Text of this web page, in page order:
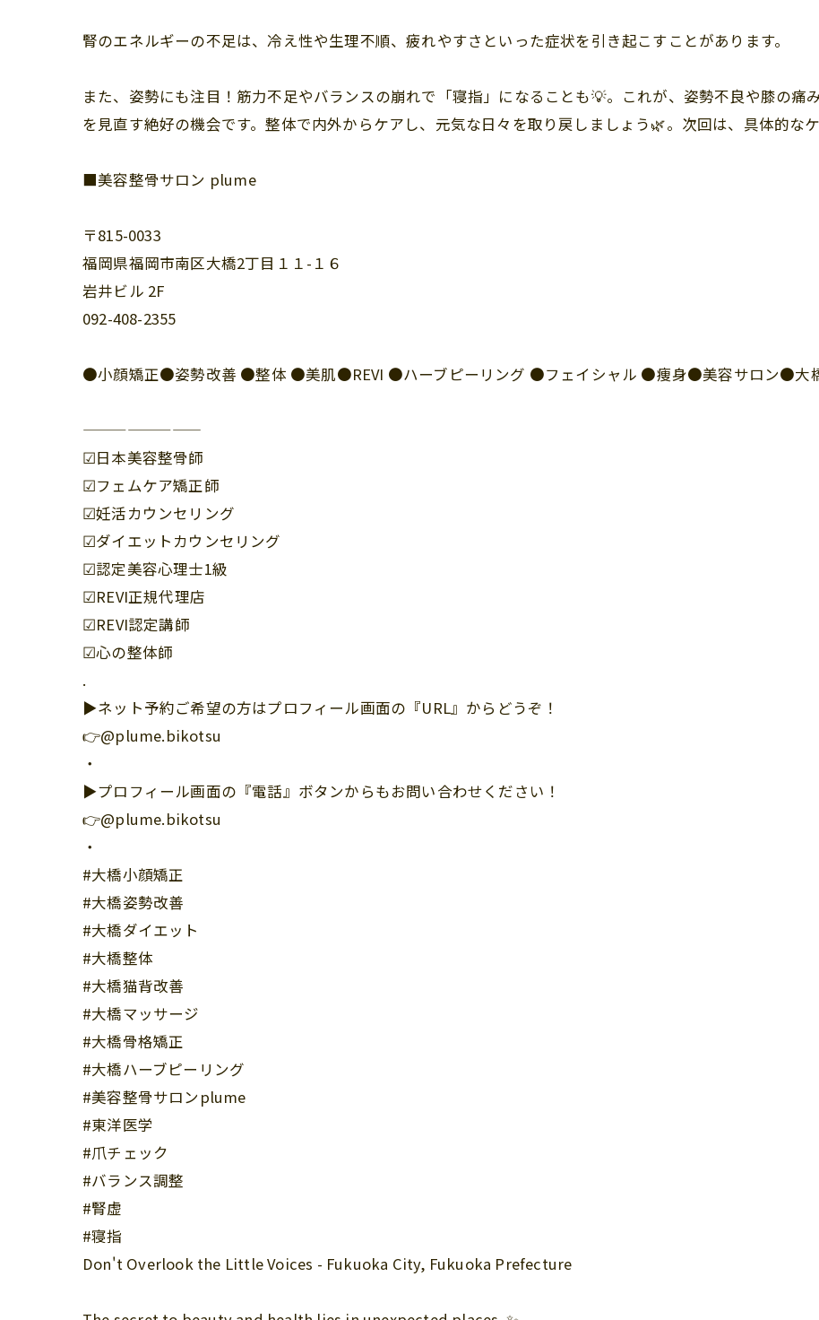
腎のエネルギーの不足は、冷え性や生理不順、疲れやすさといった症状を引き起こすことがあります。
また、姿勢にも注目！筋力不足やバランスの崩れで「寝指」になることも💡。これが、姿勢不良や膝の痛
を見直す絶好の機会です。整体で内外からケアし、元気な日々を取り戻しましょう🌿。次回は、具体的な
■美容整骨サロン plume
〒815-0033
福岡県福岡市南区大橋2丁目１１-１６
岩井ビル 2F
092-408-2355
●小顔矯正●姿勢改善 ●整体 ●美肌●REVI ●ハーブピーリング ●フェイシャル ●痩身●美容サロン●大
————————
☑︎日本美容整骨師
☑︎フェムケア矯正師
☑︎妊活カウンセリング
☑︎ダイエットカウンセリング
☑︎認定美容心理士1級
☑︎REVI正規代理店
☑︎REVI認定講師
☑︎心の整体師
.
▶︎ネット予約ご希望の方はプロフィール画面の『URL』からどうぞ！
👉@plume.bikotsu
・
▶︎プロフィール画面の『電話』ボタンからもお問い合わせください！
👉@plume.bikotsu
・
#大橋小顔矯正
#大橋姿勢改善
#大橋ダイエット
#大橋整体
#大橋猫背改善
#大橋マッサージ
#大橋骨格矯正
#大橋ハーブピーリング
#美容整骨サロンplume
#東洋医学
#爪チェック
#バランス調整
#腎虚
#寝指
Don't Overlook the Little Voices - Fukuoka City, Fukuoka Prefecture